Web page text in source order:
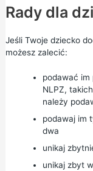
Rady dla
Jeśli Twoje dziecko
możesz zalecić:
podawać im
NLPZ,
należy
podawaj im
dwa
unikaj
unikaj zbyt